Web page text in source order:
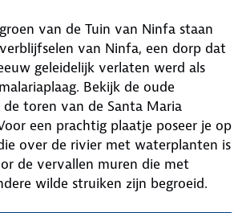
van de Tuin van Ninfa staan
van Ninfa, een dorp dat
geleidelijk verlaten werd als
Bekijk de oude
toren van de Santa Maria
een prachtig plaatje poseer je op
over de rivier met waterplanten is
de vervallen muren die met
wilde struiken zijn begroeid.